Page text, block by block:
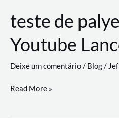
de
trabalho
com
a
workflows
teste de
Youtube
Deixe um comentário/ Blog/
teste
palyer
Read More »